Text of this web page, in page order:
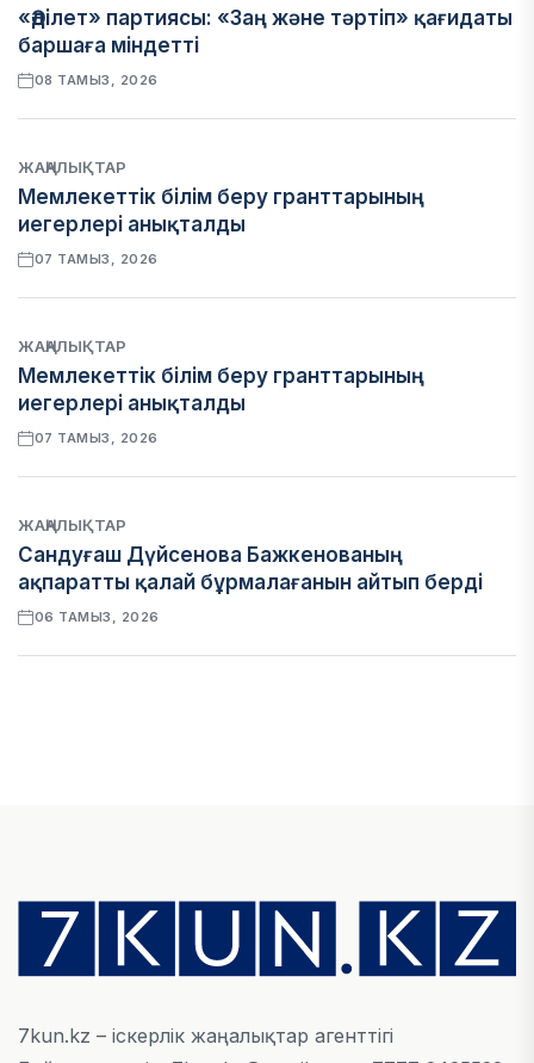
«Әділет» партиясы: «Заң және тәртіп» қағидаты
баршаға міндетті
08 ТАМЫЗ, 2026
ЖАҢАЛЫҚТАР
Мемлекеттік білім беру гранттарының
иегерлері анықталды
07 ТАМЫЗ, 2026
ЖАҢАЛЫҚТАР
Мемлекеттік білім беру гранттарының
иегерлері анықталды
07 ТАМЫЗ, 2026
ЖАҢАЛЫҚТАР
Сандуғаш Дүйсенова Бажкенованың
ақпаратты қалай бұрмалағанын айтып берді
06 ТАМЫЗ, 2026
Алматы қалалық МКД мүлікті сатудан
алынатын салық туралы сұрақтарға жауап
берді
7kun.kz – іскерлік жаңалықтар агенттігі